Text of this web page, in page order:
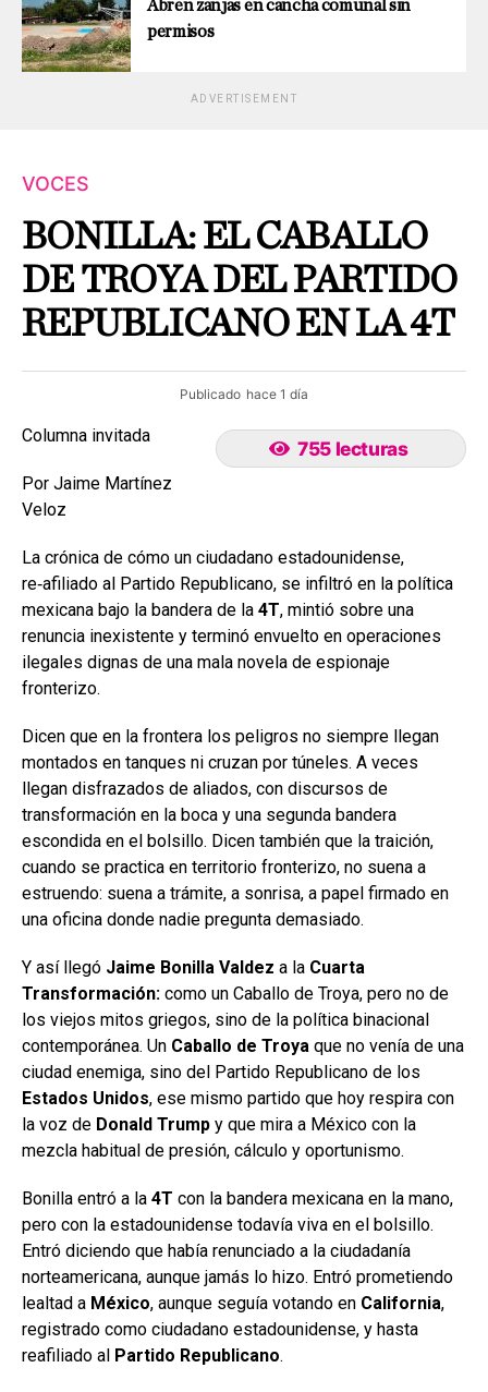
Abren zanjas en cancha comunal sin
permisos
ADVERTISEMENT
VOCES
BONILLA: EL CABALLO
DE TROYA DEL PARTIDO
REPUBLICANO EN LA 4T
Publicado hace 1 día
755 lecturas
Columna invitada
Por Jaime Martínez
Veloz
La crónica de cómo un ciudadano estadounidense,
re‑afiliado al Partido Republicano, se infiltró en la política
mexicana bajo la bandera de la 4T, mintió sobre una
renuncia inexistente y terminó envuelto en operaciones
ilegales dignas de una mala novela de espionaje
fronterizo.
Dicen que en la frontera los peligros no siempre llegan
montados en tanques ni cruzan por túneles. A veces
llegan disfrazados de aliados, con discursos de
transformación en la boca y una segunda bandera
escondida en el bolsillo. Dicen también que la traición,
cuando se practica en territorio fronterizo, no suena a
estruendo: suena a trámite, a sonrisa, a papel firmado en
una oficina donde nadie pregunta demasiado.
Y así llegó Jaime Bonilla Valdez a la Cuarta
Transformación: como un Caballo de Troya, pero no de
los viejos mitos griegos, sino de la política binacional
contemporánea. Un Caballo de Troya que no venía de una
ciudad enemiga, sino del Partido Republicano de los
Estados Unidos, ese mismo partido que hoy respira con
la voz de Donald Trump y que mira a México con la
mezcla habitual de presión, cálculo y oportunismo.
Bonilla entró a la 4T con la bandera mexicana en la mano,
pero con la estadounidense todavía viva en el bolsillo.
Entró diciendo que había renunciado a la ciudadanía
norteamericana, aunque jamás lo hizo. Entró prometiendo
lealtad a México, aunque seguía votando en California,
registrado como ciudadano estadounidense, y hasta
reafiliado al Partido Republicano.